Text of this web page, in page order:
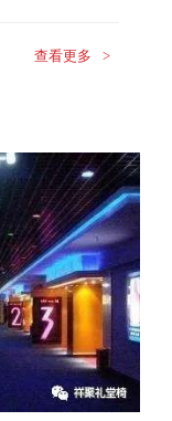
查看更多 >